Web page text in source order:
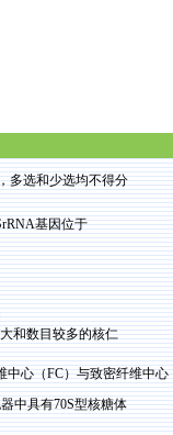
多选和少选均不得分
基因位于
和数目较多的核仁
中心（FC）与致密纤维中心
中具有70S型核糖体